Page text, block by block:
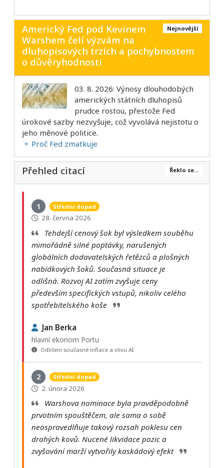
Nejnovější
Americký Fed pod Kevinem
Warshem čelí výzvám na
dluhopisových trzích a pochybnostem
o důvěryhodnosti
03. 8. 2026: Výnosy dlouhodobých
amerických státních dluhopisů
prudce rostou, přestože Fed
úrokové sazby nezvyšuje, což vyvolává nejistotu o
jeho měnové politice.
Proč Fed zmatkuje
Řeklo se...
Přehled citací
1 Střední dopad
28. června 2026
Tehdejší cenový šok byl výsledkem souběhu
mimořádně silné poptávky, narušených
globálních dodavatelských řetězců a plošných
nabídkových šoků. Současná situace je
odlišná. Rozvoj AI zatím zvyšuje ceny
především specifických vstupů, nikoliv celého
spotřebitelského koše
Jan Berka
hlavní ekonom Portu
Odlišení současné inflace a vlivu AI
2 Střední dopad
2. února 2026
Warshova nominace byla pravděpodobně
prvotním spouštěčem, ale sama o sobě
neospravedlňuje takový rozsah poklesu cen
drahých kovů. Nucené likvidace pozic a
zvyšování marží vytvořily kaskádový efekt